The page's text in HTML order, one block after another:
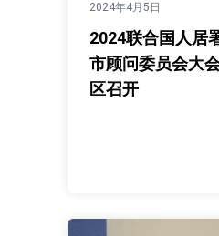
2024年4月5日
2024联合国人居
市顾问委员会大
区召开